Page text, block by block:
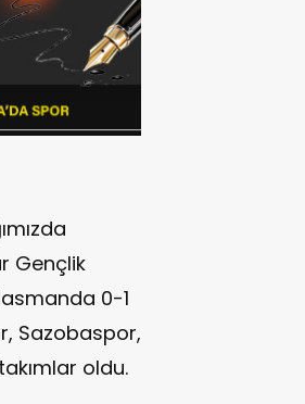
Gençlik
0-1
Sazobaspor,
oldu.